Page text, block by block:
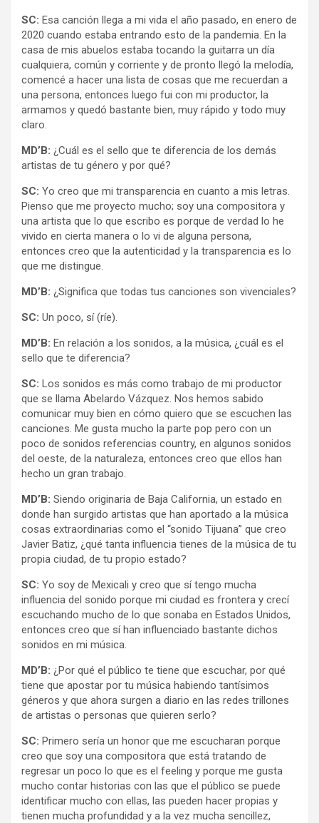
SC: Esa canción llega a mi vida el año pasado, en enero de
2020 cuando estaba entrando esto de la pandemia. En la
casa de mis abuelos estaba tocando la guitarra un día
cualquiera, común y corriente y de pronto llegó la melodía,
comencé a hacer una lista de cosas que me recuerdan a
una persona, entonces luego fui con mi productor, la
armamos y quedó bastante bien, muy rápido y todo muy
claro.
MD’B: ¿Cuál es el sello que te diferencia de los demás
artistas de tu género y por qué?
SC: Yo creo que mi transparencia en cuanto a mis letras.
Pienso que me proyecto mucho; soy una compositora y
una artista que lo que escribo es porque de verdad lo he
vivido en cierta manera o lo vi de alguna persona,
entonces creo que la autenticidad y la transparencia es lo
que me distingue.
MD’B: ¿Significa que todas tus canciones son vivenciales?
SC: Un poco, sí (ríe).
MD’B: En relación a los sonidos, a la música, ¿cuál es el
sello que te diferencia?
SC: Los sonidos es más como trabajo de mi productor
que se llama Abelardo Vázquez. Nos hemos sabido
comunicar muy bien en cómo quiero que se escuchen las
canciones. Me gusta mucho la parte pop pero con un
poco de sonidos referencias country, en algunos sonidos
del oeste, de la naturaleza, entonces creo que ellos han
hecho un gran trabajo.
MD’B: Siendo originaria de Baja California, un estado en
donde han surgido artistas que han aportado a la música
cosas extraordinarias como el “sonido Tijuana” que creo
Javier Batiz, ¿qué tanta influencia tienes de la música de tu
propia ciudad, de tu propio estado?
SC: Yo soy de Mexicali y creo que sí tengo mucha
influencia del sonido porque mi ciudad es frontera y crecí
escuchando mucho de lo que sonaba en Estados Unidos,
entonces creo que sí han influenciado bastante dichos
sonidos en mi música.
MD’B: ¿Por qué el público te tiene que escuchar, por qué
tiene que apostar por tu música habiendo tantísimos
géneros y que ahora surgen a diario en las redes trillones
de artistas o personas que quieren serlo?
SC: Primero sería un honor que me escucharan porque
creo que soy una compositora que está tratando de
regresar un poco lo que es el feeling y porque me gusta
mucho contar historias con las que el público se puede
identificar mucho con ellas, las pueden hacer propias y
tienen mucha profundidad y a la vez mucha sencillez,